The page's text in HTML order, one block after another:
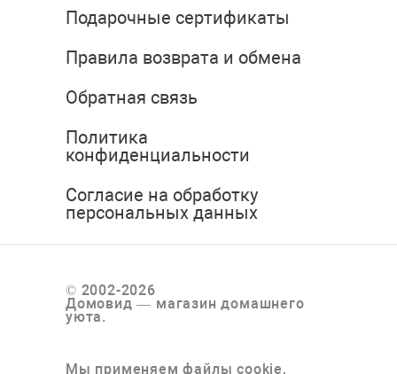
Подарочные сертификаты
Правила возврата и обмена
Обратная связь
Политика
конфиденциальности
Согласие на обработку
персональных данных
© 2002-2026
Домовид — магазин домашнего
уюта.
Мы применяем файлы cookie,